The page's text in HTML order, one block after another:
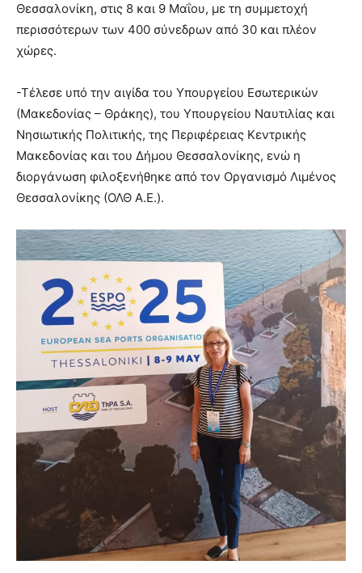
Θεσσαλονίκη, στις 8 και 9 Μαΐου, με τη συμμετοχή
περισσότερων των 400 σύνεδρων από 30 και πλέον
χώρες.
-Τέλεσε υπό την αιγίδα του Υπουργείου Εσωτερικών
(Μακεδονίας – Θράκης), του Υπουργείου Ναυτιλίας και
Νησιωτικής Πολιτικής, της Περιφέρειας Κεντρικής
Μακεδονίας και του Δήμου Θεσσαλονίκης, ενώ η
διοργάνωση φιλοξενήθηκε από τον Οργανισμό Λιμένος
Θεσσαλονίκης (ΟΛΘ Α.Ε.).